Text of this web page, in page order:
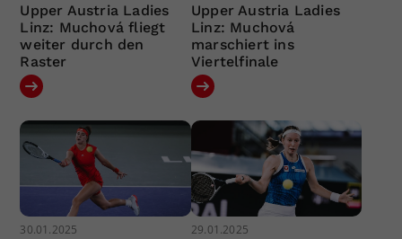
Upper Austria Ladies
Linz: Muchová fliegt
weiter durch den
Raster
Upper Austria Ladies
Linz: Muchová
marschiert ins
Viertelfinale
30.01.2025 29.01.2025